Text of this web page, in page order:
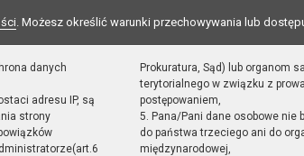
. Możesz określić warunki przechowywania lub
danych
adresu IP, są
strony
Prokuratura, Sąd) lub organom
terytorialnego w związku z
postępowaniem,
5. Pana/Pani dane osobowe nie
do państwa trzeciego ani do
międzynarodowej,